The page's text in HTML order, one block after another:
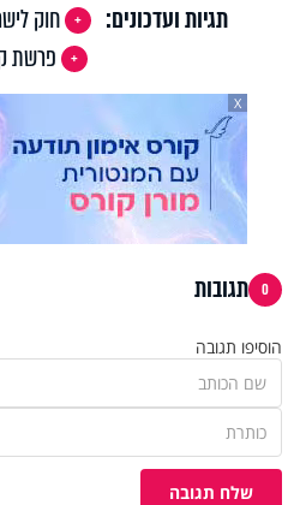
תגיות ועדכונים: חוק
פרשת
X
0 תגובות
הוסיפו תגובה
שלח תגובה